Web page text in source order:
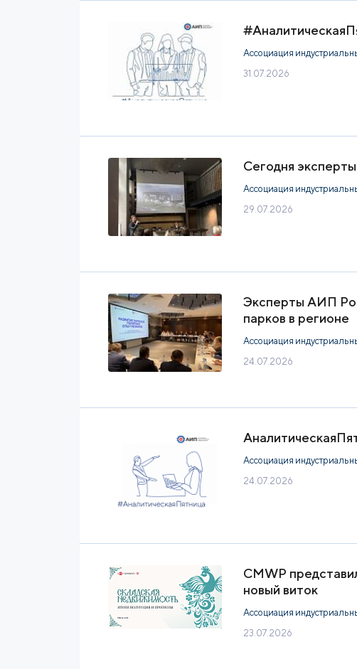
Ассоциация
31.07.2026
Сегодня
Ассоциация
29.07.2026
Эксперты АИП
парков в регионе
Ассоциация
24.07.2026
Ассоциация
24.07.2026
CMWP
новый виток
Ассоциация
23.07.2026